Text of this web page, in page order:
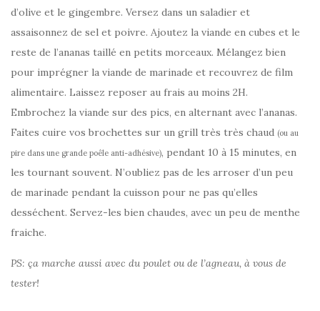
d’olive et le gingembre. Versez dans un saladier et
assaisonnez de sel et poivre. Ajoutez la viande en cubes et le
reste de l’ananas taillé en petits morceaux. Mélangez bien
pour imprégner la viande de marinade et recouvrez de film
alimentaire. Laissez reposer au frais au moins 2H.
Embrochez la viande sur des pics, en alternant avec l’ananas.
Faites cuire vos brochettes sur un grill très très chaud (ou au
pire dans une grande poêle anti-adhésive), pendant 10 à 15 minutes, en
les tournant souvent. N’oubliez pas de les arroser d’un peu
de marinade pendant la cuisson pour ne pas qu’elles
desséchent. Servez-les bien chaudes, avec un peu de menthe
fraiche.
PS: ça marche aussi avec du poulet ou de l’agneau, à vous de
tester!